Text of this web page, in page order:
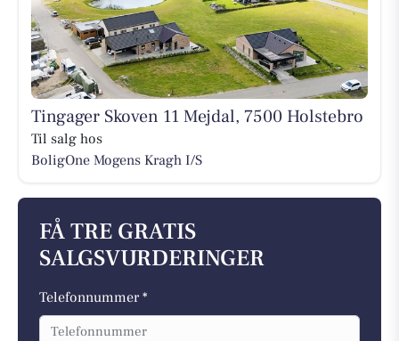
Tingager Skoven 11 Mejdal, 7500 Holstebro
Til salg hos
BoligOne Mogens Kragh I/S
FÅ TRE GRATIS
SALGSVURDERINGER
Telefonnummer *